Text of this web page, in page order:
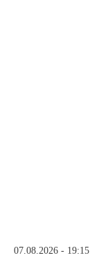
07.08.2026 - 19:15